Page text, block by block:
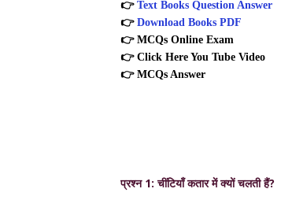
👉Text Books Question Answer
👉 Download Books PDF
👉MCQs Online Exam
👉Click Here You Tube Video
👉MCQs Answer
प्रश्न 1: चींटियाँ कतार में क्यों चलती हैं?